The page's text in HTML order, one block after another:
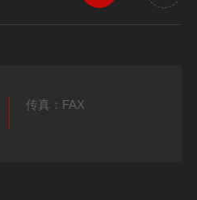
传真：FAX